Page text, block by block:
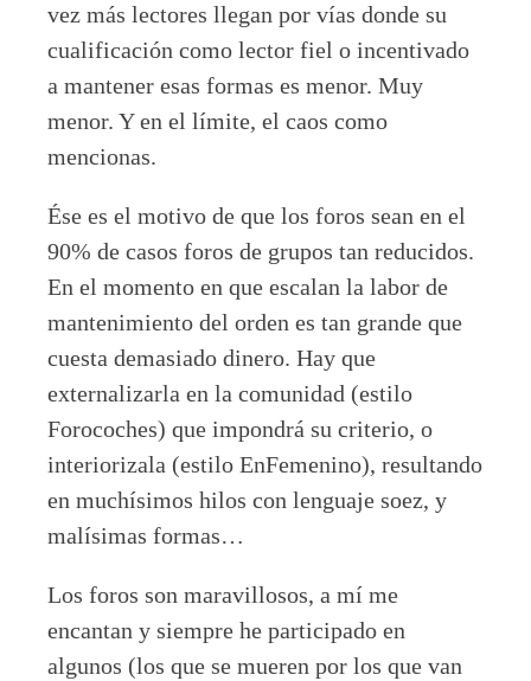
vez más lectores llegan por vías donde su
cualificación como lector fiel o incentivado
a mantener esas formas es menor. Muy
menor. Y en el límite, el caos como
mencionas.
Ése es el motivo de que los foros sean en el
90% de casos foros de grupos tan reducidos.
En el momento en que escalan la labor de
mantenimiento del orden es tan grande que
cuesta demasiado dinero. Hay que
externalizarla en la comunidad (estilo
Forocoches) que impondrá su criterio, o
interiorizala (estilo EnFemenino), resultando
en muchísimos hilos con lenguaje soez, y
malísimas formas…
Los foros son maravillosos, a mí me
encantan y siempre he participado en
algunos (los que se mueren por los que van